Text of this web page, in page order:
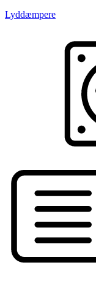
Lyddæmpere